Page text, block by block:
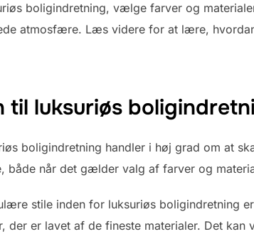
boligindretning, vælge farver og
atmosfære. Læs videre for at lære,
til luksuriøs
boligindretning handler i høj grad om at
både når det gælder valg af farver og
stile inden for luksuriøs boligindretning
der er lavet af de fineste materialer. Det